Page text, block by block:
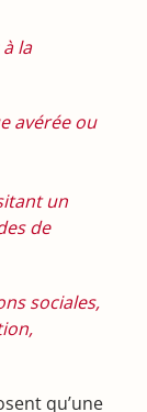
la
avérée ou
un
de
sociales,
qu’une